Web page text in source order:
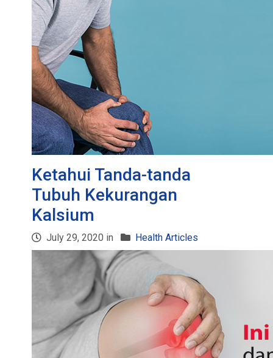
Ketahui Tanda-tanda
Tubuh Kekurangan
Kalsium
July 29, 2020 in Health Articles